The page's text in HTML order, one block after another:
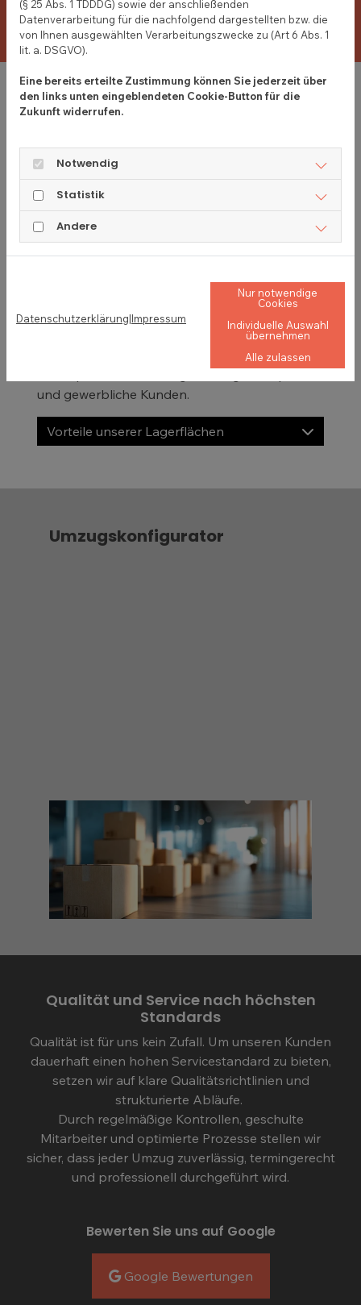
verläuft.
Sichere Möbellagerung und
Einlagerung
Nicht immer verläuft ein Umzug nach Plan.
Verzögerungen beim Hausbau, längere
Renovierungsarbeiten oder fehlende
Lagerflächen im Unternehmen können dazu
vorübergehend sicher untergebracht werden
Die Warnecke Möbelspedition GmbH bietet
und gewerbliche Kunden.
Vorteile unserer Lagerflächen
Umzugskonfigurator
Qualität und Service nach höchsten
Standards
Qualität ist für uns kein Zufall. Um unseren Kunden
dauerhaft einen hohen Servicestandard zu bieten,
setzen wir auf klare Qualitätsrichtlinien und
strukturierte Abläufe.
Durch regelmäßige Kontrollen, geschulte
Mitarbeiter und optimierte Prozesse stellen wir
sicher, dass jeder Umzug zuverlässig, termingerecht
und professionell durchgeführt wird.
Bewerten Sie uns auf Google
Google Bewertungen
(§ 25 Abs. 1 TDDDG) sowie der anschließenden
Datenverarbeitung für die nachfolgend dargestellten bzw. die
von Ihnen ausgewählten Verarbeitungszwecke zu (Art 6 Abs. 1
lit. a. DSGVO).
Eine bereits erteilte Zustimmung können Sie jederzeit über
den links unten eingeblendeten Cookie-Button für die
Zukunft widerrufen.
Notwendig
Statistik
Andere
Datenschutzerklärung|Impressum
Nur notwendige
Cookies
Individuelle Auswahl
übernehmen
Alle zulassen